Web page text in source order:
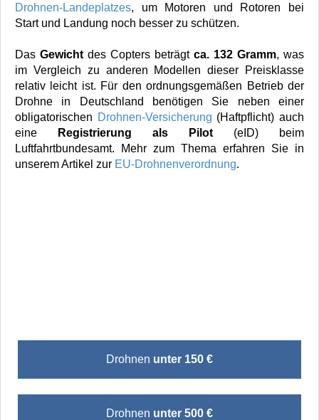
Drohnen-Landeplatzes, um Motoren und Rotoren bei
Start und Landung noch besser zu schützen.
Das Gewicht des Copters beträgt ca. 132 Gramm, was
im Vergleich zu anderen Modellen dieser Preisklasse
relativ leicht ist. Für den ordnungsgemäßen Betrieb der
Drohne in Deutschland benötigen Sie neben einer
obligatorischen Drohnen-Versicherung (Haftpflicht) auch
eine
Registrierung als Pilot (eID) beim
Luftfahrtbundesamt. Mehr zum Thema erfahren Sie in
unserem Artikel zur EU-Drohnenverordnung.
Drohnen unter 150 €
Drohnen unter 500 €